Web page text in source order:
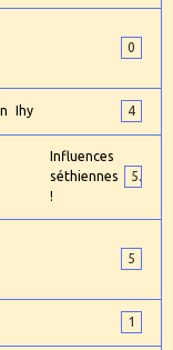
0
Ihy 4
Influences
séthiennes
!
5
5
1